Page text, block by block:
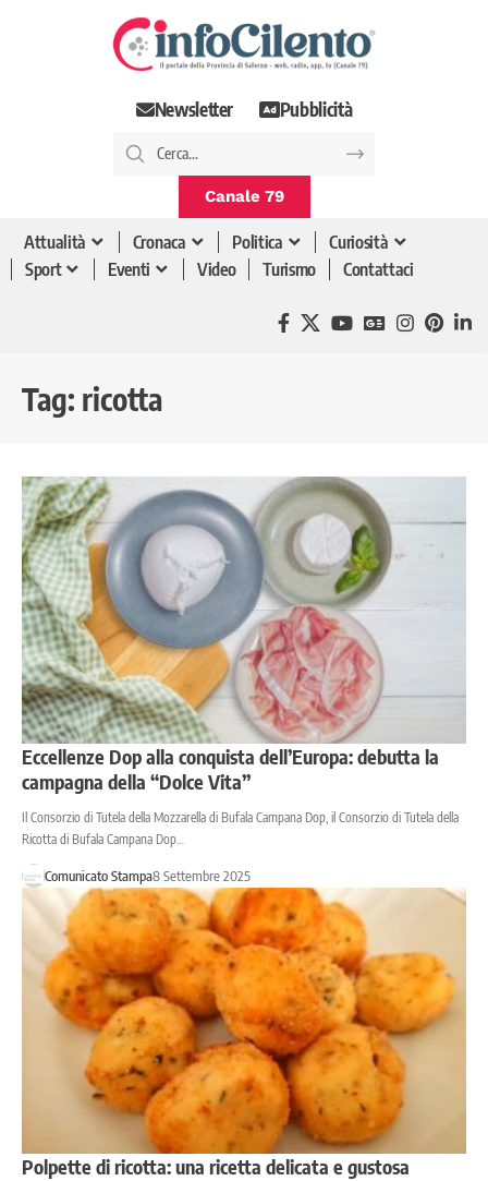
Newsletter Pubblicità
Canale 79
Attualità Cronaca Politica
Curiosità
Sport
Eventi Video Turismo Contattaci
Tag: ricotta
Eccellenze Dop alla conquista dell’Europa: debutta la
campagna della “Dolce Vita”
Il Consorzio di Tutela della Mozzarella di Bufala Campana Dop, il Consorzio di Tutela della
Ricotta di Bufala Campana Dop…
Comunicato Stampa8 Settembre 2025
Polpette di ricotta: una ricetta delicata e gustosa